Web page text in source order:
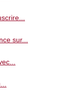
sur...